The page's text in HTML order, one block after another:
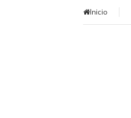
Inicio